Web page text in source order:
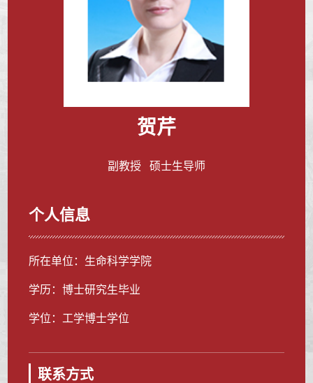
贺芹
副教授 硕士生导师
个人信息
所在单位：生命科学学院
学历：博士研究生毕业
学位：工学博士学位
联系方式